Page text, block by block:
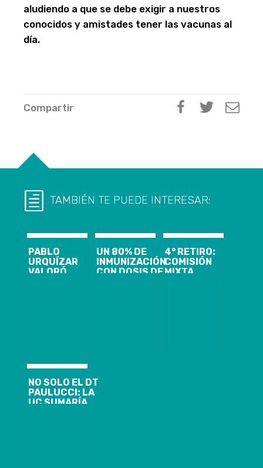
aludiendo a que se debe exigir a nuestros
conocidos y amistades tener las vacunas al
día.
Compartir
TAMBIÉN TE PUEDE INTERESAR:
PABLO
URQUÍZAR
VALORÓ
ESTADO DE
EMERGENCIA
UN 80% DE
INMUNIZACIÓN
CON DOSIS DE
4° RETIRO:
COMISIÓN
MIXTA
NO SOLO EL DT
PAULUCCI: LA
UC SUMARÍA